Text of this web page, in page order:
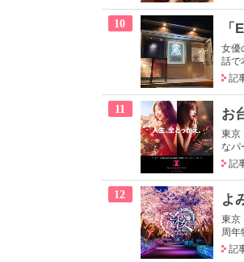
10
女優
話で
記
11
東京
なパ
記
12
東京
周年
記